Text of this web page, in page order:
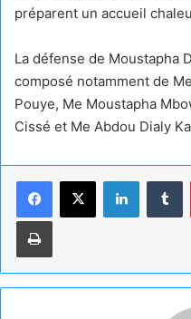
préparent un accueil
La défense de Moustapha
composé notamment de
Pouye, Me Moustapha
Cissé et Me Abdou Dialy
Linkedin
Imprimer